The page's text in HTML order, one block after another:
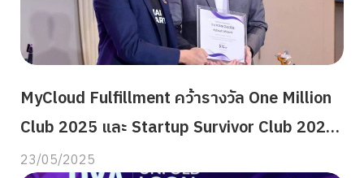
MyCloud Fulfillment คว้ารางวัล One Million
Club 2025 และ Startup Survivor Club 2025
จากงาน The Pioneer Legacy Award
23/05/2025